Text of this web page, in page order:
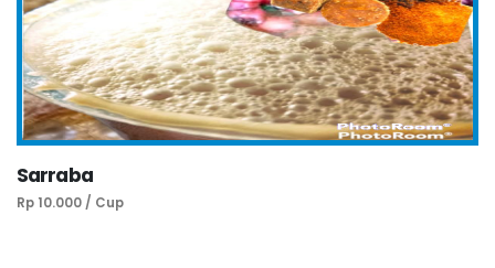
Sarraba
Rp 10.000 / Cup